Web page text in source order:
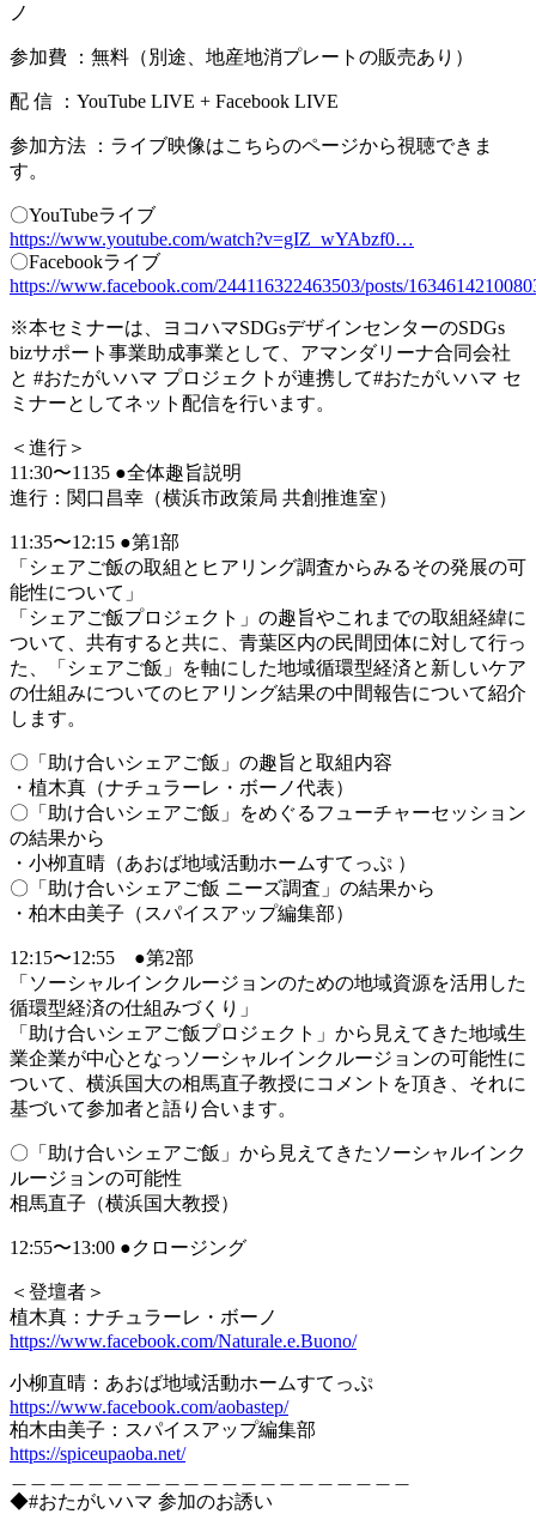
ノ
参加費 ：無料（別途、地産地消プレートの販売あり）
配 信 ：YouTube LIVE + Facebook LIVE
参加方法 ：ライブ映像はこちらのページから視聴できま
す。
〇YouTubeライブ
https://www.youtube.com/watch?v=gIZ_wYAbzf0…
〇Facebookライブ
https://www.facebook.com/244116322463503/posts/
※本セミナーは、ヨコハマSDGsデザインセンターのSDGs
bizサポート事業助成事業として、アマンダリーナ合同会社
と #おたがいハマ プロジェクトが連携して#おたがいハマ セ
ミナーとしてネット配信を行います。
＜進行＞
11:30〜1135 ●全体趣旨説明
進行：関口昌幸（横浜市政策局 共創推進室）
11:35〜12:15 ●第1部
「シェアご飯の取組とヒアリング調査からみるその発展の可
能性について」
「シェアご飯プロジェクト」の趣旨やこれまでの取組経緯に
ついて、共有すると共に、青葉区内の民間団体に対して行っ
た、「シェアご飯」を軸にした地域循環型経済と新しいケア
の仕組みについてのヒアリング結果の中間報告について紹介
します。
〇「助け合いシェアご飯」の趣旨と取組内容
・植木真（ナチュラーレ・ボーノ代表）
〇「助け合いシェアご飯」をめぐるフューチャーセッション
の結果から
・小栁直晴（あおば地域活動ホームすてっぷ ）
〇「助け合いシェアご飯 ニーズ調査」の結果から
・柏木由美子（スパイスアップ編集部）
12:15〜12:55 ●第2部
「ソーシャルインクルージョンのための地域資源を活用した
循環型経済の仕組みづくり」
「助け合いシェアご飯プロジェクト」から見えてきた地域生
業企業が中心となっソーシャルインクルージョンの可能性に
ついて、横浜国大の相馬直子教授にコメントを頂き、それに
基づいて参加者と語り合います。
〇「助け合いシェアご飯」から見えてきたソーシャルインク
ルージョンの可能性
相馬直子（横浜国大教授）
12:55〜13:00 ●クロージング
＜登壇者＞
植木真：ナチュラーレ・ボーノ
https://www.facebook.com/Naturale.e.Buono/
小柳直晴：あおば地域活動ホームすてっぷ
https://www.facebook.com/aobastep/
柏木由美子：スパイスアップ編集部
https://spiceupaoba.net/
◆#おたがいハマ 参加のお誘い